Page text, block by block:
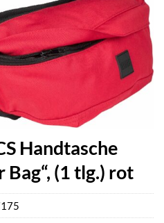
Handtasche
Bag“, (1 tlg.) rot